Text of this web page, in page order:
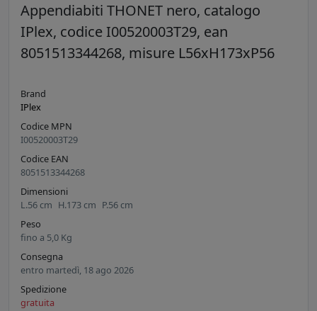
Appendiabiti THONET nero, catalogo
IPlex, codice I00520003T29, ean
8051513344268, misure L56xH173xP56
Brand
IPlex
Codice MPN
I00520003T29
Codice EAN
8051513344268
Dimensioni
L.56 cm H.173 cm P.56 cm
Peso
fino a 5,0 Kg
Consegna
entro martedì, 18 ago 2026
Spedizione
gratuita